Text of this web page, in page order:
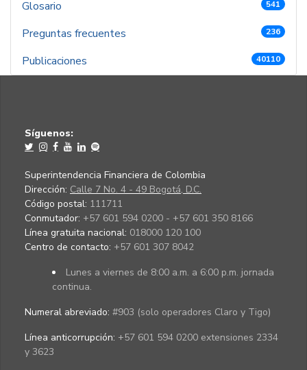
Glosario 541
Preguntas frecuentes 236
Publicaciones 40110
Síguenos:
Superintendencia Financiera de Colombia
Dirección: Calle 7 No. 4 - 49 Bogotá, D.C.
Código postal: 111711
Conmutador: +57 601 594 0200 - +57 601 350 8166
Línea gratuita nacional: 018000 120 100
Centro de contacto: +57 601 307 8042
Lunes a viernes de 8:00 a.m. a 6:00 p.m. jornada
continua.
Numeral abreviado: #903 (solo operadores Claro y Tigo)
Línea anticorrupción: +57 601 594 0200 extensiones 2334
y 3623